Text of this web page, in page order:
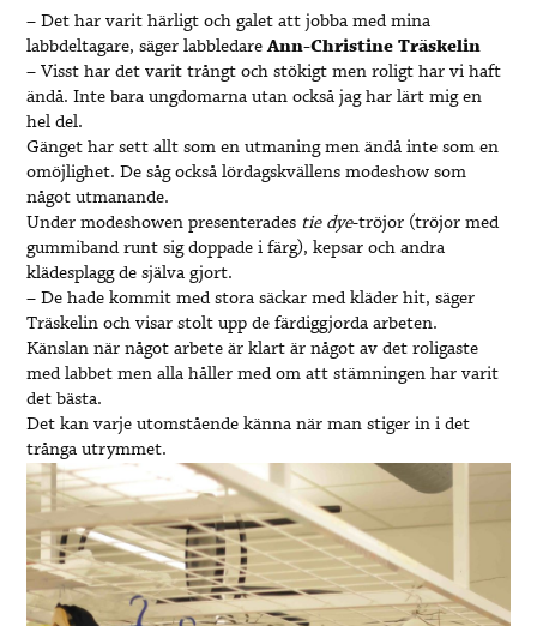
– Det har varit härligt och galet att jobba med mina
labbdeltagare, säger labbledareAnn-Christine Träskelin
– Visst har det varit trångt och stökigt men roligt har vi haft
ändå. Inte bara ungdomarna utan också jag har lärt mig en
hel del.
Gänget har sett allt som en utmaning men ändå inte som en
omöjlighet. De såg också lördagskvällens modeshow som
något utmanande.
Under modeshowen presenterades tie dye-tröjor (tröjor med
gummiband runt sig doppade i färg), kepsar och andra
klädesplagg de själva gjort.
– De hade kommit med stora säckar med kläder hit, säger
Träskelin och visar stolt upp de färdiggjorda arbeten.
Känslan när något arbete är klart är något av det roligaste
med labbet men alla håller med om att stämningen har varit
det bästa.
Det kan varje utomstående känna när man stiger in i det
trånga utrymmet.